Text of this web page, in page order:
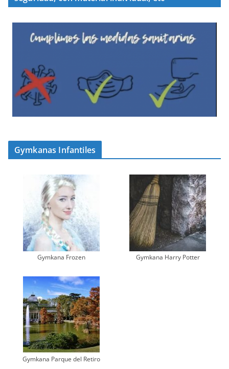
Gymkanas Infantiles
Gymkana Frozen Gymkana Harry Potter
Gymkana Parque del Retiro